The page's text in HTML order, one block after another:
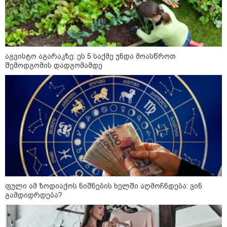
ემოციურ "პოსტს" უძღვნის
პოლიციამ ,,გლოვოს” კურიერზე
თავდასხმის ბრალდებით 3 პირი,
მათ შორის 2 არასრულწლოვანი
დააკავა - შსს ინფორმაციას
ავრცელებს
პოლიტიკა
აგვისტო აგარაკზე: ეს 5 საქმე უნდა მოასწროთ
შემოდგომის დადგომამდე
ფული ამ ზოდიაქოს ნიშნების ხელში აღმოჩნდება: ვინ
გამდიდრდება?